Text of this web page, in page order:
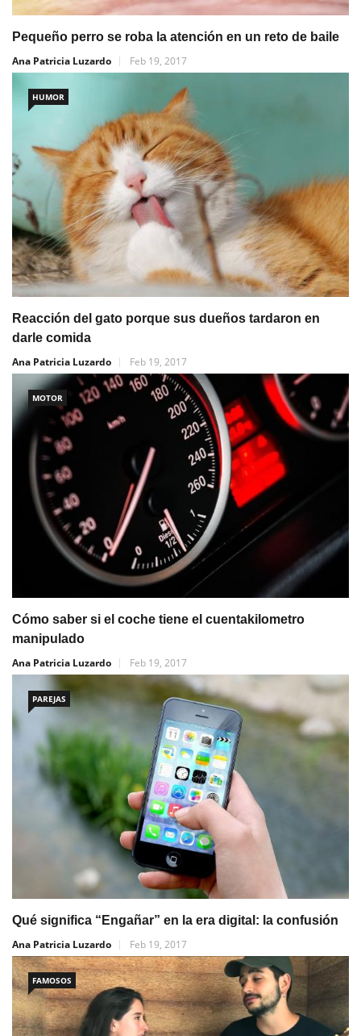
Pequeño perro se roba la atención en un reto de baile
Ana Patricia Luzardo
Feb 19, 2017
HUMOR
Reacción del gato porque sus dueños tardaron en
darle comida
Ana Patricia Luzardo
Feb 19, 2017
MOTOR
Cómo saber si el coche tiene el cuentakilometro
manipulado
Ana Patricia Luzardo
Feb 19, 2017
PAREJAS
Qué significa “Engañar” en la era digital: la confusión
Ana Patricia Luzardo
Feb 19, 2017
FAMOSOS